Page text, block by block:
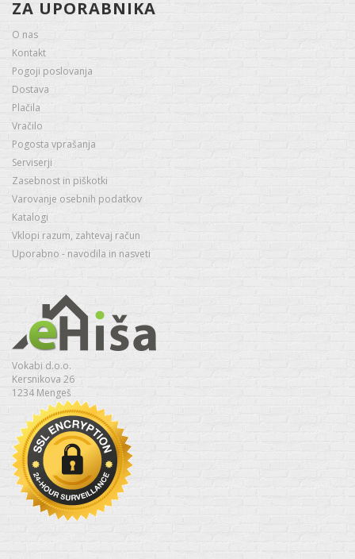
ZA UPORABNIKA
O nas
Kontakt
Pogoji poslovanja
Dostava
Plačila
Vračilo
Pogosta vprašanja
Serviserji
Zasebnost in piškotki
Varovanje osebnih podatkov
Katalogi
Vklopi razum, zahtevaj račun
Uporabno - navodila in nasveti
Vokabi d.o.o.
Kersnikova 26
1234 Mengeš